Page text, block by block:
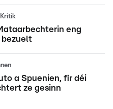
eng
bezuelt
a Spuenien, fir déi
ze gesinn